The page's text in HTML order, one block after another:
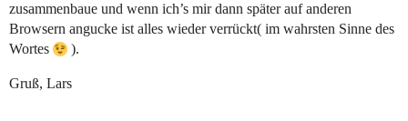
zusammenbaue und wenn ich’s mir dann später auf anderen
Browsern angucke ist alles wieder verrückt( im wahrsten Sinne des
Wortes
).
Gruß, Lars